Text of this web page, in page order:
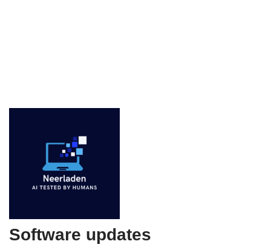
Software updates